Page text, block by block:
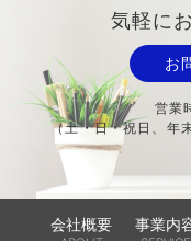
気軽に
お
営業
（土・日・祝日、年
会社概要 事業内